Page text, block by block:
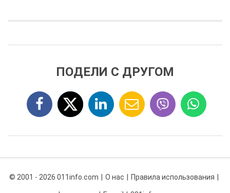
ПОДЕЛИ С ДРУГОМ
© 2001 - 2026 011info.com О нас Правила использования